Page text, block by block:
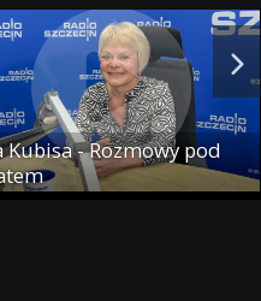
Kubisa - Rozmowy pod